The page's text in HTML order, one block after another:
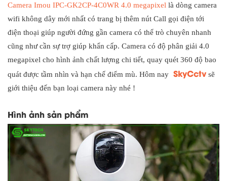
Camera Imou IPC-GK2CP-4C0WR 4.0 megapixel là dòng camera
wifi không dây mới nhất có trang bị thêm nút Call gọi điện tới
điện thoại giúp người đứng gần camera có thể trò chuyên nhanh
cũng như cần sự trợ giúp khẩn cấp. Camera có độ phân giải 4.0
megapixel cho hình ảnh chất lượng chi tiết, quay quét 360 độ bao
quát được tầm nhìn và hạn chế điểm mù. Hôm nay SkyCctv sẽ
giới thiệu đến bạn loại camera này nhé !
Hình ảnh sản phẩm